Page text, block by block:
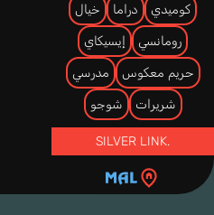
كوميدي دراما خيال
رومانسي إيسيكاي
حريم معكوس مدرسي
شريرات شوجو
SILVER LINK.